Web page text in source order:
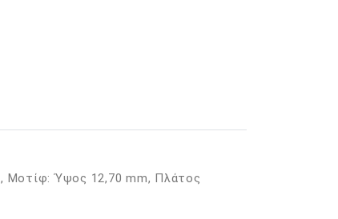
Μοτίφ: Ύψος 12,70 mm, Πλάτος